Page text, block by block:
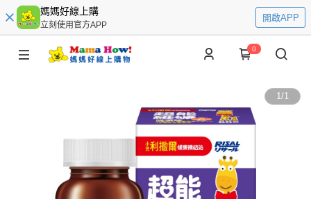
媽媽好線上購
立刻使用官方APP
開啟APP
0
1/1